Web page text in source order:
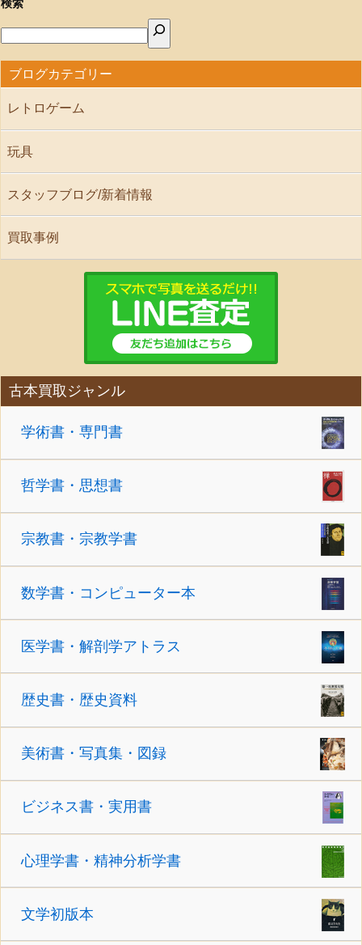
検索
ブログカテゴリー
レトロゲーム
玩具
スタッフブログ/新着情報
買取事例
古本買取ジャンル
学術書・専門書
哲学書・思想書
宗教書・宗教学書
数学書・コンピューター本
医学書・解剖学アトラス
歴史書・歴史資料
美術書・写真集・図録
ビジネス書・実用書
心理学書・精神分析学書
文学初版本